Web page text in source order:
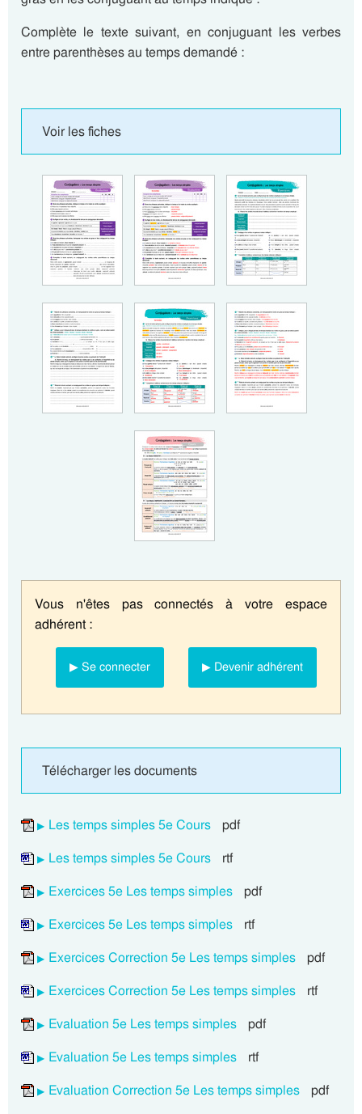
Complète le texte suivant, en conjuguant les verbes
entre parenthèses au temps demandé :
Voir les fiches
Vous n'êtes pas connectés à votre espace
adhérent :
▶ Se connecter ▶ Devenir adhérent
Télécharger les documents
Les temps simples 5e Cours pdf
Les temps simples 5e Cours rtf
Exercices 5e Les temps simples pdf
Exercices 5e Les temps simples rtf
Exercices Correction 5e Les temps simples pdf
Exercices Correction 5e Les temps simples rtf
Evaluation 5e Les temps simples pdf
Evaluation 5e Les temps simples rtf
Evaluation Correction 5e Les temps simples pdf